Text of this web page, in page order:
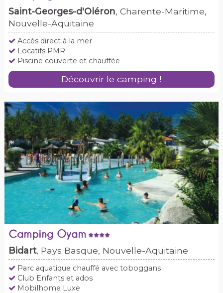
Saint-Georges-d'Oléron, Charente-Maritime,
Nouvelle-Aquitaine
Accès direct à la mer
Locatifs PMR
Piscine couverte et chauffée
Découvrir le camping !
Camping Oyam
Bidart, Pays Basque, Nouvelle-Aquitaine
Parc aquatique chauffé avec toboggans
Club Enfants et ados
Mobilhome Luxe